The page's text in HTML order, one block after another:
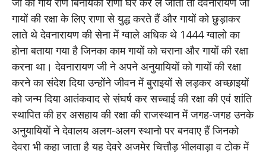
गायों की रक्षा के लिए राणा से युद्ध करते हैं और गायों को छुड़ाकर
लाते थे देवनारायण की सेना में ग्वाले अधिक थे 1444 ग्वालो का
होना बताया गया है जिनका काम गायों को चराना और गायों की रक्षा
करना था। देवनारायण जी ने अपने अनुयायियों को गायों की रक्षा
करने का संदेश दिया उन्होंने जीवन में बुराइयों से लड़कर अच्छाइयों
को जन्म दिया आतंकवाद से संघर्ष कर सच्चाई की रक्षा की एवं शांति
स्थापित की हर असहाय की रक्षा की राजस्थान में जगह-जगह उनके
अनुयायियों ने देवालय अलग-अलग स्थानो पर बनवाए हैं जिनको
देवरा भी कहा जाता है यह देवरे अजमेर चित्तौड़ भीलवाड़ा व टोक में